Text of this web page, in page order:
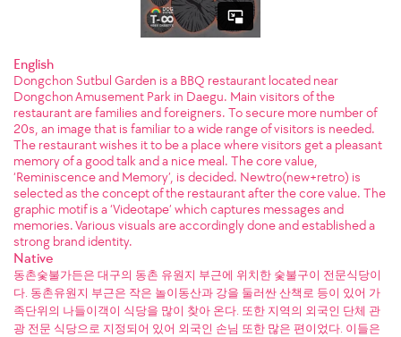
English
Dongchon Sutbul Garden is a BBQ restaurant located near
Dongchon Amusement Park in Daegu. Main visitors of the
restaurant are families and foreigners. To secure more number of
20s, an image that is familiar to a wide range of visitors is needed.
The restaurant wishes it to be a place where visitors get a pleasant
memory of a good talk and a nice meal. The core value,
‘Reminiscence and Memory’, is decided. Newtro(new+retro) is
selected as the concept of the restaurant after the core value. The
graphic motif is a ‘Videotape’ which captures messages and
memories. Various visuals are accordingly done and established a
strong brand identity.
Native
동촌숯불가든은 대구의 동촌 유원지 부근에 위치한 숯불구이 전문식당이
다. 동촌유원지 부근은 작은 놀이동산과 강을 둘러싼 산책로 등이 있어 가
족단위의 나들이객이 식당을 많이 찾아 온다. 또한 지역의 외국인 단체 관
광 전문 식당으로 지정되어 있어 외국인 손님 또한 많은 편이었다. 이들은